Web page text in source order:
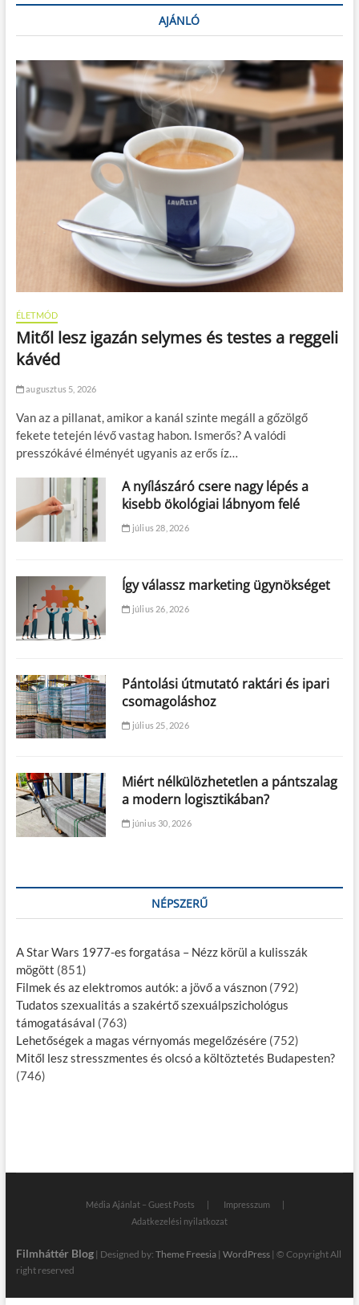
AJÁNLÓ
ÉLETMÓD
Mitől lesz igazán selymes és testes a reggeli
kávéd
augusztus 5, 2026
Van az a pillanat, amikor a kanál szinte megáll a gőzölgő
fekete tetején lévő vastag habon. Ismerős? A valódi
presszókávé élményét ugyanis az erős íz…
A nyílászáró csere nagy lépés a
kisebb ökológiai lábnyom felé
július 28, 2026
Így válassz marketing ügynökséget
július 26, 2026
Pántolási útmutató raktári és ipari
csomagoláshoz
július 25, 2026
Miért nélkülözhetetlen a pántszalag
a modern logisztikában?
június 30, 2026
NÉPSZERŰ
A Star Wars 1977-es forgatása – Nézz körül a kulisszák
mögött (851)
Filmek és az elektromos autók: a jövő a vásznon (792)
Tudatos szexualitás a szakértő szexuálpszichológus
támogatásával (763)
Lehetőségek a magas vérnyomás megelőzésére (752)
Mitől lesz stresszmentes és olcsó a költöztetés Budapesten?
(746)
Média Ajánlat – Guest Posts
Impresszum
Adatkezelési nyilatkozat
Filmháttér Blog| Designed by: Theme Freesia| WordPress| © Copyright All
right reserved